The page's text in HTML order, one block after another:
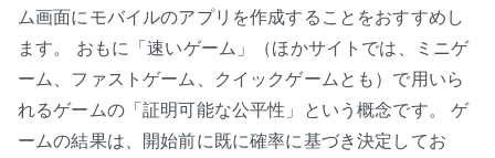
ム画面にモバイルのアプリを作成することをおすすめし
ます。 おもに「速いゲーム」（ほかサイトでは、ミニゲ
ーム、ファストゲーム、クイックゲームとも）で用いら
れるゲームの「証明可能な公平性」という概念です。 ゲ
ームの結果は、開始前に既に確率に基づき決定してお